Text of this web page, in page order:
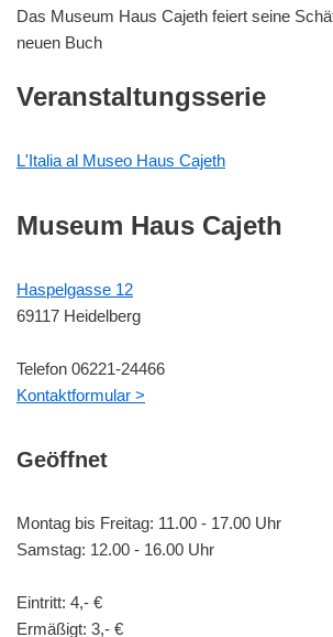
Das Museum Haus Cajeth feiert seine
neuen Buch
Veranstaltungsserie
L'Italia al Museo Haus Cajeth
Museum Haus Cajeth
Haspelgasse 12
69117 Heidelberg
Telefon 06221-24466
Kontaktformular >
Geöffnet
Montag bis Freitag: 11.00 - 17.00 Uhr
Samstag: 12.00 - 16.00 Uhr
Eintritt: 4,- €
Ermäßigt: 3,- €